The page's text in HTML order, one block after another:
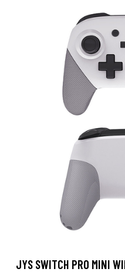
JYS SWITCH PRO MINI